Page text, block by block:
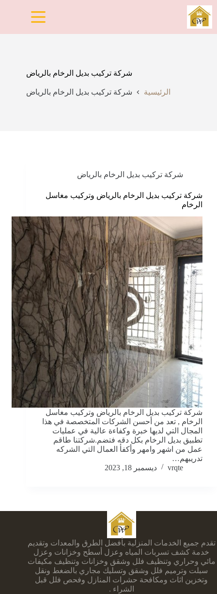
التجاوز
إلى
المحتوى
شركة تركيب بديل الرخام بالرياض
الرئيسية شركة تركيب بديل الرخام بالرياض
شركة تركيب بديل الرخام بالرياض
شركة تركيب بديل الرخام بالرياض وتركيب مغاسل
الرخام
شركة تركيب بديل الرخام بالرياض وتركيب مغاسل
الرخام , تعد من أحسن الشركات المتخصصة في هذا
المجال التي لديها خبرة وكفاءة عالية في عمليات
تطبيق بديل الرخام بكل دقه فتضم.شركتنا طاقم
عمل من اشهر وامهر وأكفأ العمال التي الشركه
تدريبهم…
vrqte
ديسمبر 18, 2023
تقدم جميع الخدمات المنزلية بأفضل الطرق والمعدات وتقديم
خدمة كشف تسربات المياه وعزل أسطح وخزانات وعزل
مائي وحراري وتنظيف فلل وشقق وخزانات وتنظيف مكيفات
سبلت وترميم فلل وشقق وتسليك مجاري بالضغط ونقل
وتخزين اثاث ومكافحة حشرات المنازل وفحص فلل قبل
الشراء .